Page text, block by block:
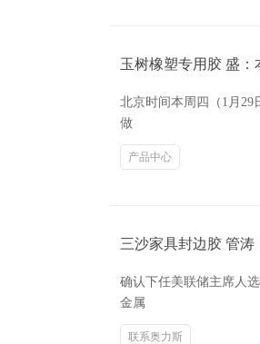
玉树橡塑专用胶 盛
北京时间本周四（1月
做
产品中心
三沙家具封边胶 管
确认下任美联储主席人
金属
联系奥力斯